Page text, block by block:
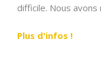
difficile. Nous avons
Plus d'infos !